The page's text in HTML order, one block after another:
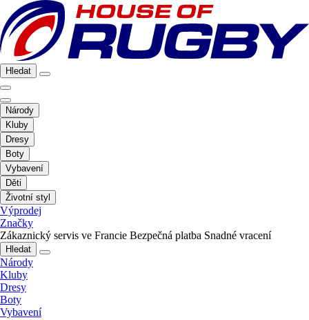
Hledat
Národy
Kluby
Dresy
Boty
Vybavení
Děti
Životní styl
Výprodej
Značky
Zákaznický servis ve Francie Bezpečná platba Snadné vracení
Hledat
Národy
Kluby
Dresy
Boty
Vybavení